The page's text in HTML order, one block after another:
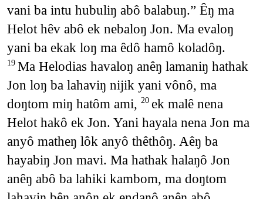
vani ba intu hubuliŋ abô balabuŋ.” Êŋ ma
Helot hêv abô ek nebaloŋ Jon. Ma evaloŋ
yani ba ekak loŋ ma êdô hamô koladôŋ.
19 Ma Helodias havaloŋ anêŋ lamaniŋ hathak
Jon loŋ ba lahaviŋ nijik yani vônô, ma
doŋtom miŋ hatôm ami, 20 ek malê nena
Helot hakô ek Jon. Yani hayala nena Jon ma
anyô matheŋ lôk anyô thêthôŋ. Aêŋ ba
hayabiŋ Jon mavi. Ma hathak halaŋô Jon
anêŋ abô ba lahiki kambom, ma doŋtom